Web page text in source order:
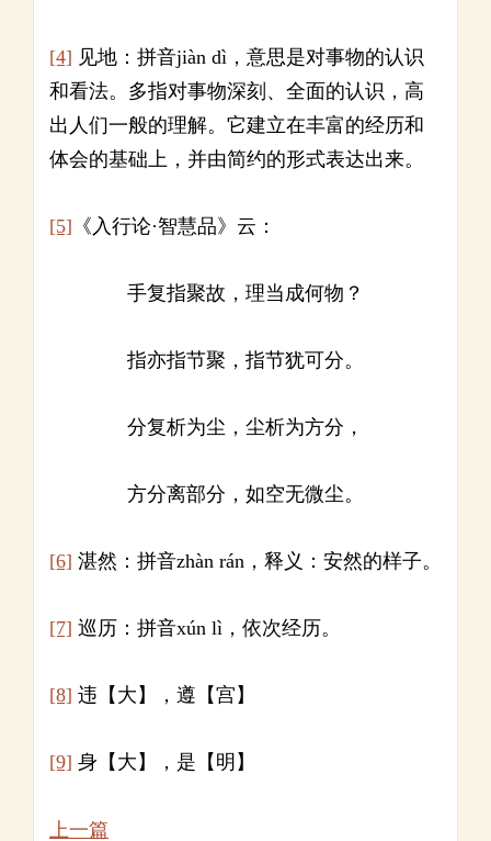
[4] 见地：拼音jiàn dì，意思是对事物的认识
和看法。多指对事物深刻、全面的认识，高
出人们一般的理解。它建立在丰富的经历和
体会的基础上，并由简约的形式表达出来。
[5] 《入行论·智慧品》云：
手复指聚故，理当成何物？
指亦指节聚，指节犹可分。
分复析为尘，尘析为方分，
方分离部分，如空无微尘。
[6] 湛然：拼音zhàn rán，释义：安然的样子。
[7] 巡历：拼音xún lì，依次经历。
[8] 违【大】，遵【宫】
[9] 身【大】，是【明】
上一篇